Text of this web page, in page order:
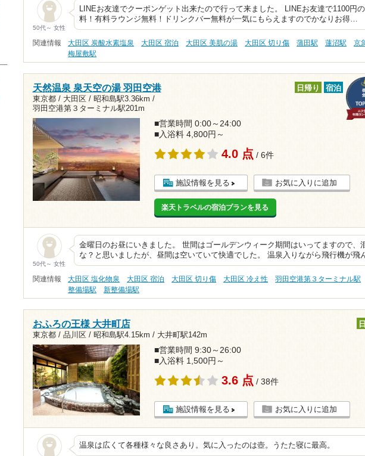
50代～ 女性
LINEお友達でクーポンゲット出来たので行って来ました。 LINEお友達で1100円
料！有料ラウンジ無料！ドリンクバー無料が一気にもらえますのでかなりお得…
関連情報 大田区 炭酸水素塩泉 大田区 宿泊 大田区 美肌の湯 大田区 切り傷 蒲田駅 蓮沼駅
京
梅屋敷駅
天然温泉 泉天空の湯 羽田空港
東京都 / 大田区 / 昭和島駅3.36km /
羽田空港第３ターミナル駅201m
日帰り 宿泊
■営業時間 0:00～24:00
■入浴料 4,800円～
4.0 点 / 6件
施設情報を見る お気に入りに追加
楽天トラベルの宿泊プランを見る
50代～ 女性
金曜日のお昼にいきました。 世間はゴールデンウィーク期間はいってますので、
な？と思いましたが、昼間は空いていて快適でした。 温泉入りながら飛行機が飛
関連情報 大田区 塩化物泉 大田区 宿泊 大田区 切り傷 大田区 冷え性 羽田空港第３ターミナル駅
整備場駅
新整備場駅
おふろの王様 大井町店
東京都 / 品川区 / 昭和島駅4.15km / 大井町駅142m
■営業時間 9:30～26:00
■入浴料 1,500円～
3.6 点 / 38件
施設情報を見る お気に入りに追加
温泉は広くて各種様々な良さあり。気に入ったのは壺。うたた寝に最高。